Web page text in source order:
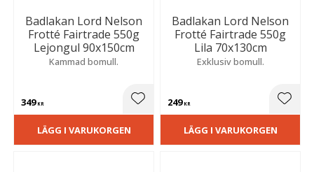
Badlakan Lord Nelson
Frotté Fairtrade 550g
Lejongul 90x150cm
Kammad bomull.
349KR Lägg till i favoriter
LÄGG I VARUKORGEN
Badlakan Lord Nelson
Frotté Fairtrade 550g
Lila 70x130cm
Exklusiv bomull.
249KR
LÄGG I VARUKORGEN